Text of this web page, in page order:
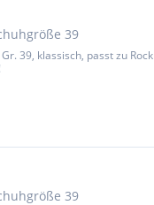
39
39, klassisch, passt zu Rock
39